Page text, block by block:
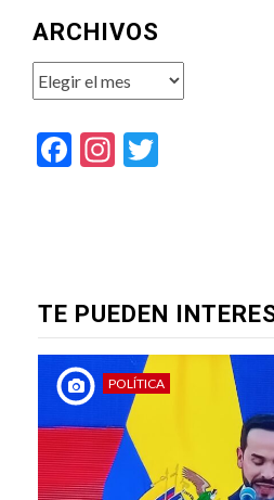
ARCHIVOS
Archivos
Facebook
Instagram
TE PUEDEN
POLÍTICA